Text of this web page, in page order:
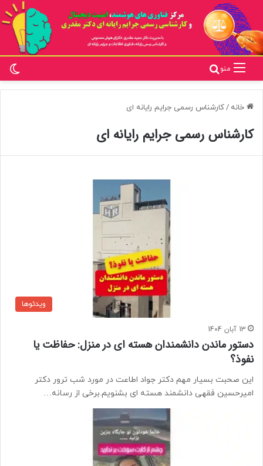
منو
خانه /کارشناس رسمی جرایم رایانه ای
کارشناس رسمی جرایم رایانه ای
ویدئوها
13 آبان 1404
دستور ماندن دانشمندان هسته ای در منزل: حفاظت یا
نفوذ؟
این صحبت بسیار مهم دکتر جواد اطاعت در مورد شب ترور دکتر
امیرحسین فقهی دانشمند هسته ای بشنویم.برخی از رسانه…